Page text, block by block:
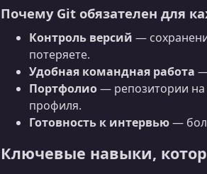
Почему Git обязателен для
Контроль версий —
потеряете.
Удобная командная работа
Портфолио— репозитории на
профиля.
Готовность к интервью—
Ключевые навыки,